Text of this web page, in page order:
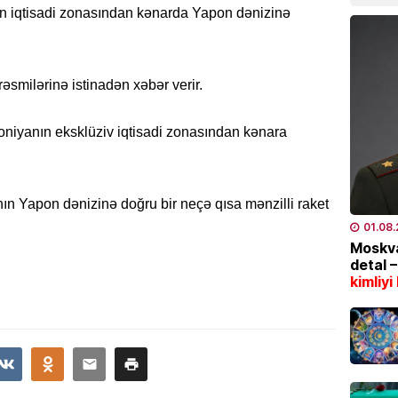
iqtisadi zonasından kənarda Yapon dənizinə
istinadən xəbər verir.
eksklüziv iqtisadi zonasından kənara
Yapon dənizinə doğru bir neçə qısa mənzilli raket
Bu
İstilər
detal –
kimliyi